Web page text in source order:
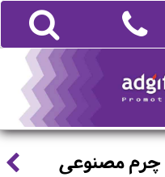
چرم مصنوعی